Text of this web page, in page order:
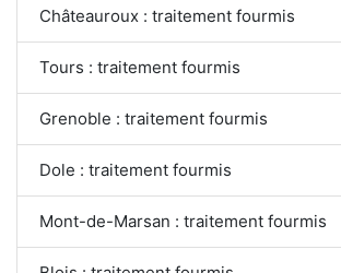
Châteauroux : traitement fourmis
Tours : traitement fourmis
Grenoble : traitement fourmis
Dole : traitement fourmis
Mont-de-Marsan : traitement fourmis